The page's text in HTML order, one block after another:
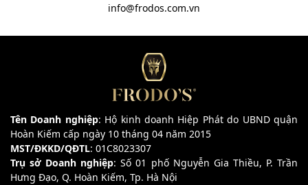
info@frodos.com.vn
Tên Doanh nghiệp: Hộ kinh doanh Hiệp Phát do UBND quận
Hoàn Kiếm cấp ngày 10 tháng 04 năm 2015
MST/ĐKKD/QĐTL: 01C8023307
Trụ sở Doanh nghiệp: Số 01 phố Nguyễn Gia Thiều, P. Trần
Hưng Đạo, Q. Hoàn Kiếm, Tp. Hà Nội